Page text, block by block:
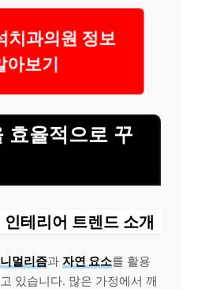
치과의원 정보
아보기
효율적으로 꾸
테리어 트렌드 소개
멀리즘과 자연 요소를 활용
있습니다. 많은 가정에서 깨